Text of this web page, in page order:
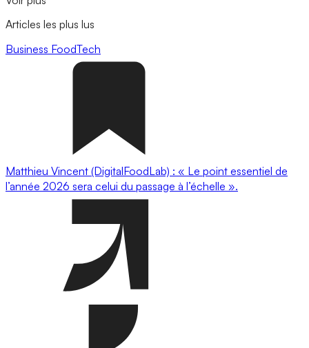
Articles les plus lus
Business FoodTech
Matthieu Vincent (DigitalFoodLab) : « Le point essentiel de
l’année 2026 sera celui du passage à l’échelle ».